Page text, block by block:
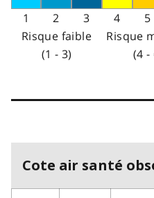
1 2 3 4 5
Risque faible
(1 - 3)
Risque
(4 -
Cote air santé